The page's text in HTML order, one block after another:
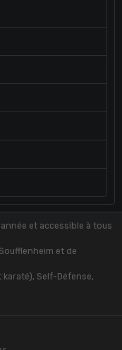
et accessible à tous
et de
Self-Défense,